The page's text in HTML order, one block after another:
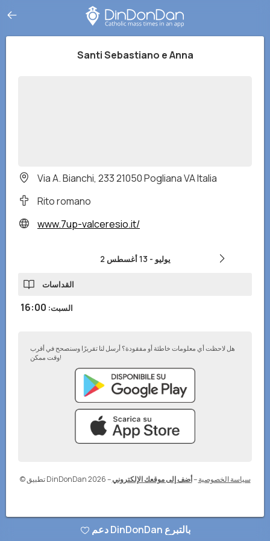
Santi Sebastiano e Anna
Via A. Bianchi, 233 21050 Pogliana VA Italia
Rito romano
www.7up-valceresio.it/
2 يوليو -13 أغسطس
القداسات
السبت:
16:00
هل لاحظت أي معلومات خاطئة أو مفقودة؟ أرسل لنا تقريرًا وسنصحح في أقرب
وقت ممكن!
© تطبيق DinDonDan 2026– سياسة الخصوصية –أضف إلى موقعك الإلكتروني
دعم DinDonDan بالتبرع